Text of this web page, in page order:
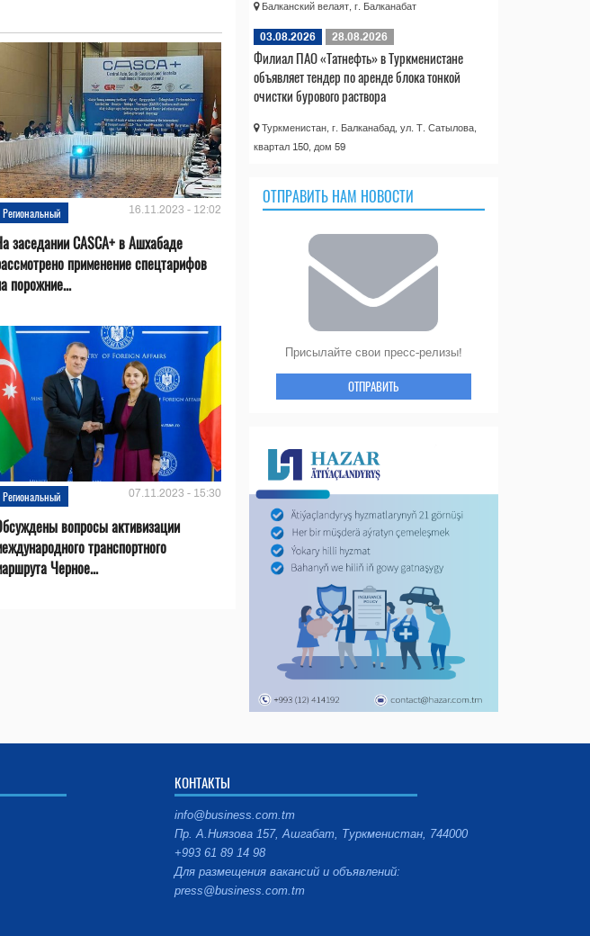
Региональный 16.11.2023 - 12:02
заседании CASCA+ в Ашхабаде
применение спецтарифов
порожние...
Региональный 07.11.2023 - 15:30
вопросы активизации
транспортного
Черное...
Балканский велаят, г. Балканабат
03.08.2026 28.08.2026
Филиал ПАО «Татнефть» в Туркменистане
объявляет тендер по аренде блока тонкой
очистки бурового раствора
Туркменистан, г. Балканабад, ул. Т. Сатылова,
квартал 150, дом 59
ОТПРАВИТЬ НАМ НОВОСТИ
Присылайте свои пресс-релизы!
ОТПРАВИТЬ
КОНТАКТЫ
info@business.com.tm
Пр. А.Ниязова 157, Ашгабат, Туркменистан, 744000
+993 61 89 14 98
Для размещения вакансий и объявлений:
press@business.com.tm